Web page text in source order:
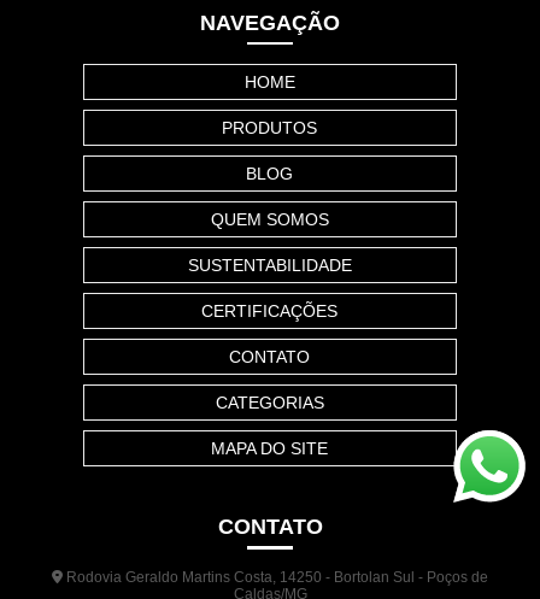
NAVEGAÇÃO
HOME
PRODUTOS
BLOG
QUEM SOMOS
SUSTENTABILIDADE
CERTIFICAÇÕES
CONTATO
CATEGORIAS
MAPA DO SITE
CONTATO
Rodovia Geraldo Martins Costa, 14250 - Bortolan Sul - Poços de
Caldas/MG